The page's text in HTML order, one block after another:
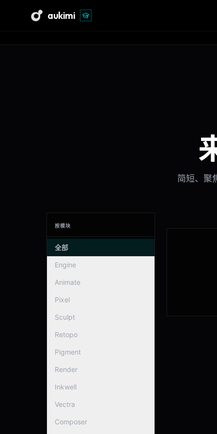
aukimi
简短、聚
按模块
全部
Engine
Animate
Pixel
Sculpt
Retopo
Pigment
Render
Inkwell
Vectra
Composer